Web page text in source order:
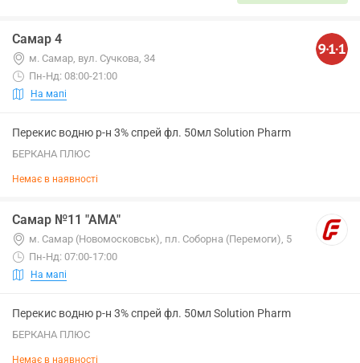
Самар 4
м. Самар, вул. Сучкова, 34
Пн-Нд: 08:00-21:00
На мапі
Перекис водню р-н 3% спрей фл. 50мл Solution Pharm
БЕРКАНА ПЛЮС
Немає в наявності
Самар №11 "АМА"
м. Самар (Новомосковськ), пл. Соборна (Перемоги), 5
Пн-Нд: 07:00-17:00
На мапі
Перекис водню р-н 3% спрей фл. 50мл Solution Pharm
БЕРКАНА ПЛЮС
Немає в наявності